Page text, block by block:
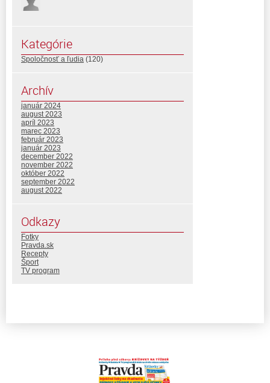
Kategórie
Spoločnosť a ľudia (120)
Archív
január 2024
august 2023
apríl 2023
marec 2023
február 2023
január 2023
december 2022
november 2022
október 2022
september 2022
august 2022
Odkazy
Fotky
Pravda.sk
Recepty
Šport
TV program